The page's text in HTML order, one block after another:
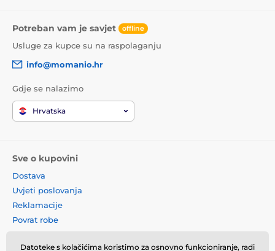
Potreban vam je savjet offline
Usluge za kupce su na raspolaganju
info@momanio.hr
Gdje se nalazimo
Hrvatska
Sve o kupovini
Dostava
Uvjeti poslovanja
Reklamacije
Povrat robe
Datoteke s kolačićima koristimo za osnovno funkcioniranje, radi